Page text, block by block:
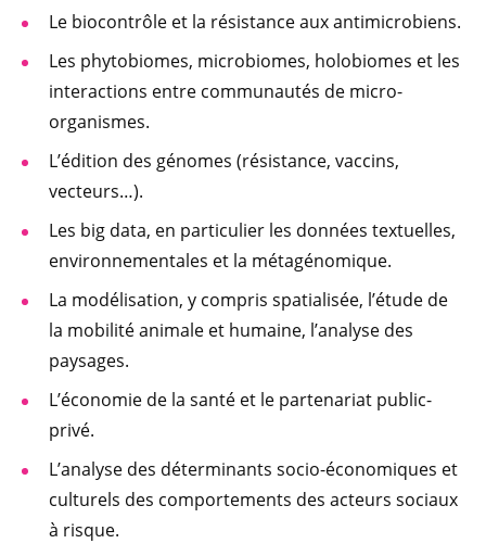
Le biocontrôle et la résistance aux antimicrobiens.
Les phytobiomes, microbiomes, holobiomes et les
interactions entre communautés de micro-
organismes.
L’édition des génomes (résistance, vaccins,
vecteurs…).
Les big data, en particulier les données textuelles,
environnementales et la métagénomique.
La modélisation, y compris spatialisée, l’étude de
la mobilité animale et humaine, l’analyse des
paysages.
L’économie de la santé et le partenariat public-
privé.
L’analyse des déterminants socio-économiques et
culturels des comportements des acteurs sociaux
à risque.